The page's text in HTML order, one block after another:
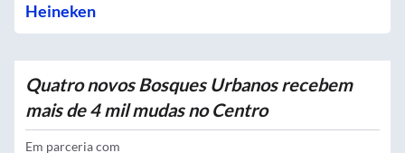
Heineken
Quatro novos Bosques Urbanos recebem
mais de 4 mil mudas no Centro
Em parceria com